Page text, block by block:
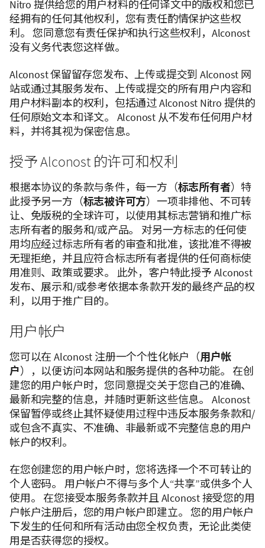
Nitro 提供给您的用户材料的任何译文中的版权和您已
经拥有的任何其他权利，您有责任酌情保护这些权
利。 您同意您有责任保护和执行这些权利，Alconost
没有义务代表您这样做。
Alconost 保留留存您发布、上传或提交到 Alconost 网
站或通过其服务发布、上传或提交的所有用户内容和
用户材料副本的权利，包括通过 Alconost Nitro 提供的
任何原始文本和译文。 Alconost 从不发布任何用户材
料，并将其视为保密信息。
授予 Alconost 的许可和权利
根据本协议的条款与条件，每一方（标志所有者）特
此授予另一方（标志被许可方）一项非排他、不可转
让、免版税的全球许可，以使用其标志营销和推广标
志所有者的服务和/或产品。 对另一方标志的任何使
用均应经过标志所有者的审查和批准，该批准不得被
无理拒绝，并且应符合标志所有者提供的任何商标使
用准则、政策或要求。 此外，客户特此授予 Alconost
发布、展示和/或参考依据本条款开发的最终产品的权
利，以用于推广目的。
用户帐户
您可以在 Alconost 注册一个个性化帐户（用户帐
户），以便访问本网站和服务提供的各种功能。 在创
建您的用户帐户时，您同意提交关于您自己的准确、
最新和完整的信息，并随时更新这些信息。 Alconost
保留暂停或终止其怀疑使用过程中违反本服务条款和/
或包含不真实、不准确、非最新或不完整信息的用户
帐户的权利。
在您创建您的用户帐户时，您将选择一个不可转让的
个人密码。 用户帐户不得与多个人“共享”或供多个人
使用。 在您接受本服务条款并且 Alconost 接受您的用
户帐户注册后，您的用户帐户即建立。 您的用户帐户
下发生的任何和所有活动由您全权负责，无论此类使
用是否获得您的授权。